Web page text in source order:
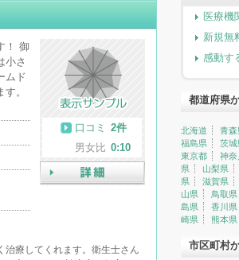
！ 御
小さ
ムド
。
口コミ
2件
男女比 0:10
治療してくれます。衛生士さん
医療機
新規無
感動す
都道府県
北海道 青森
福島県
茨城
東京都
神奈
県
山梨県
県
滋賀県
山県
鳥取県
島県
香川県
崎県
熊本県
市区町村